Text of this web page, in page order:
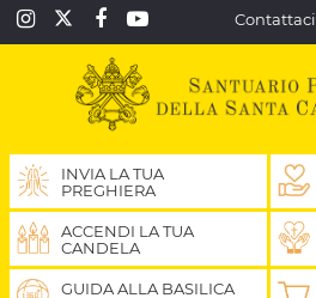
Contattaci
INVIA LA TUA
PREGHIERA
ACCENDI LA TUA
CANDELA
GUIDA ALLA BASILICA